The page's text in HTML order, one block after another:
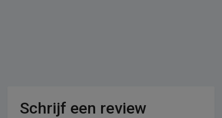
Schrijf een review